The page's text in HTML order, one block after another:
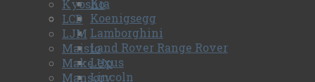
Kia
Koenigsegg
Lamborghini
Land Rover Range Rover
Lexus
Lincoln
Kyosho
LCD
LJM
Maisto
Make Up
Mansory